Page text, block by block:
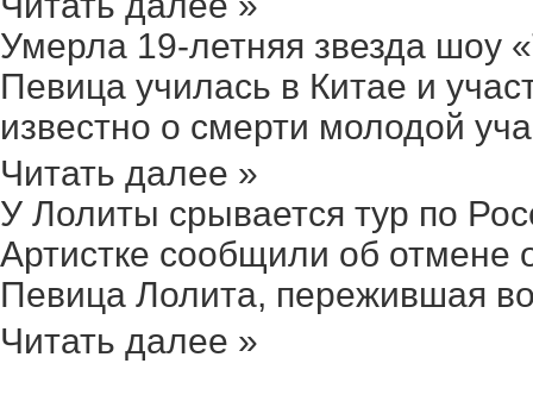
Умерла 19-летняя звезда шоу
Певица училась в Китае и
известно о смерти молодой
Читать далее »
У Лолиты срывается тур по
Артистке сообщили об отмене
Певица Лолита, пережившая
Читать далее »